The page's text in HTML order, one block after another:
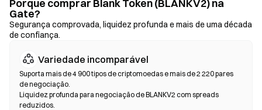
Para utilizadores que dão prioridade à autocustódia. As
carteiras não custodiais permitem-lhe guardar as suas próprias
chaves privadas e trocar tokens diretamente na interface da
entrada fiduciária, permitindo-lhe comprar BLANKV2 com cartão
de crédito sem passar primeiro por uma exchange. Faça sempre
uma cópia de segurança da sua frase de recuperação e verifique
os endereços dos contratos antes de confirmar qualquer
Porque comprar Blank Token (BLANKV2) na
Gate?
Segurança comprovada, liquidez profunda e mais de uma década
de confiança.
Variedade incomparável
Suporta mais de 4 900 tipos de criptomoedas e mais de 2 220 pares
de negociação.
Liquidez profunda para negociação de BLANKV2 com spreads
reduzidos.